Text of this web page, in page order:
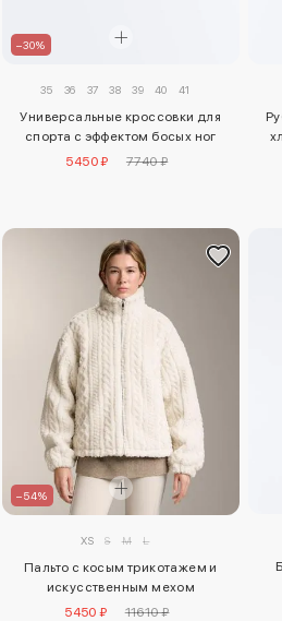
–30%
35 36 37 38 39 40 41
Универсальные кроссовки для
спорта с эффектом босых ног
5450 ₽
7740 ₽
–54%
XS S M L
Пальто с косым трикотажем и
искусственным мехом
5450 ₽
11610 ₽